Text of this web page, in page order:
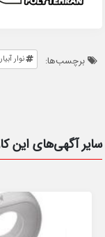
برچسب‌ها: نوار
سایر آگهی‌های این